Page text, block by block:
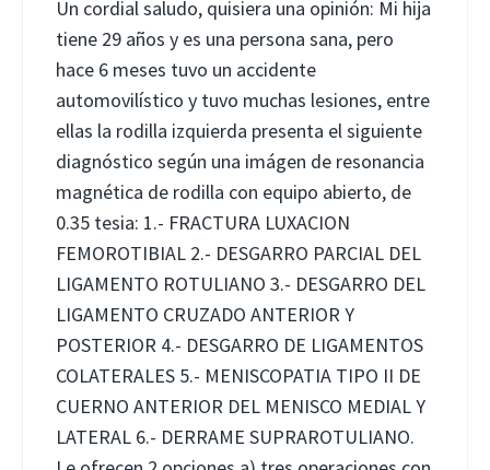
Un cordial saludo, quisiera una opinión: Mi hija
tiene 29 años y es una persona sana, pero
hace 6 meses tuvo un accidente
automovilístico y tuvo muchas lesiones, entre
ellas la rodilla izquierda presenta el siguiente
diagnóstico según una imágen de resonancia
magnética de rodilla con equipo abierto, de
0.35 tesia: 1.- FRACTURA LUXACION
FEMOROTIBIAL 2.- DESGARRO PARCIAL DEL
LIGAMENTO ROTULIANO 3.- DESGARRO DEL
LIGAMENTO CRUZADO ANTERIOR Y
POSTERIOR 4.- DESGARRO DE LIGAMENTOS
COLATERALES 5.- MENISCOPATIA TIPO II DE
CUERNO ANTERIOR DEL MENISCO MEDIAL Y
LATERAL 6.- DERRAME SUPRAROTULIANO.